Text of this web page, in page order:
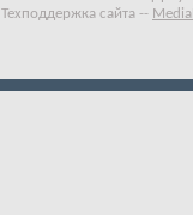
Техподдержка сайта --